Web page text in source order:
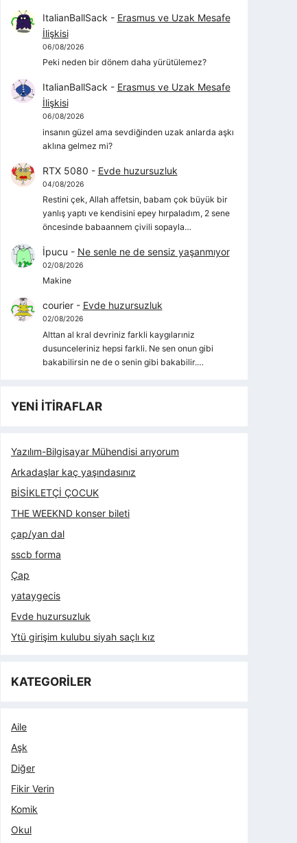
ItalianBallSack - Erasmus ve Uzak Mesafe
İlişkisi
06/08/2026
Peki neden bir dönem daha yürütülemez?
ItalianBallSack - Erasmus ve Uzak Mesafe
İlişkisi
06/08/2026
insanın güzel ama sevdiğinden uzak anlarda aşkı
aklına gelmez mi?
RTX 5080 - Evde huzursuzluk
04/08/2026
Restini çek, Allah affetsin, babam çok büyük bir
yanlış yaptı ve kendisini epey hırpaladım, 2 sene
öncesinde babaannem çivili sopayla…
İpucu - Ne senle ne de sensiz yaşanmıyor
02/08/2026
Makine
courier- Evde huzursuzluk
02/08/2026
Alttan al kral devriniz farkli kaygılarıniz
dusunceleriniz hepsi farkli. Ne sen onun gibi
bakabilirsin ne de o senin gibi bakabilir.…
YENİ İTİRAFLAR
Yazılım-Bilgisayar Mühendisi arıyorum
Arkadaşlar kaç yaşındasınız
BİSİKLETÇİ ÇOCUK
THE WEEKND konser bileti
çap/yan dal
sscb forma
Çap
yataygecis
Evde huzursuzluk
Ytü girişim kulubu siyah saçlı kız
KATEGORİLER
Aile
Aşk
Diğer
Fikir Verin
Komik
Okul